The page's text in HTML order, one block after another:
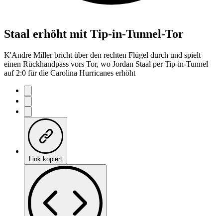
Staal erhöht mit Tip-in-Tunnel-Tor
K'Andre Miller bricht über den rechten Flügel durch und spielt
einen Rückhandpass vors Tor, wo Jordan Staal per Tip-in-Tunnel
auf 2:0 für die Carolina Hurricanes erhöht
Link kopiert